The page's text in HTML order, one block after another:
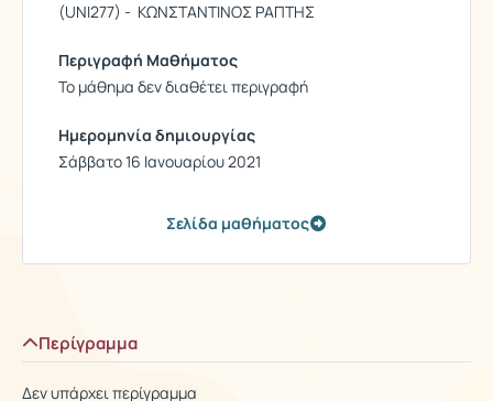
(UNI277) - ΚΩΝΣΤΑΝΤΙΝΟΣ ΡΑΠΤΗΣ
Περιγραφή Μαθήματος
Το μάθημα δεν διαθέτει περιγραφή
Ημερομηνία δημιουργίας
Σάββατο 16 Ιανουαρίου 2021
Σελίδα μαθήματος
Περίγραμμα
Δεν υπάρχει περίγραμμα